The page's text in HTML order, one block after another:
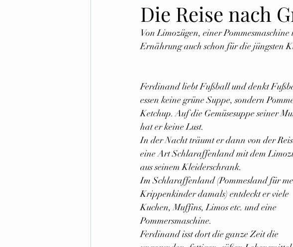
Die Reise nach
Von Limozügen, einer
Ernährung auch schon für die jüngsten
Ferdinand liebt Fußball und denkt
essen keine grüne Suppe, sondern
Ketchup. Auf die Gemüsesuppe seiner
hat er keine Lust.
In der Nacht träumt er dann von der
eine Art Schlaraffenland mit dem
aus seinem Kleiderschrank.
Im Schlaraffenland (Pommesland für
Krippenkinder damals) entdeckt er viele
Kuchen, Muffins, Limos etc. und eine
Pommersmaschine.
Ferdinand isst dort die ganze Zeit die